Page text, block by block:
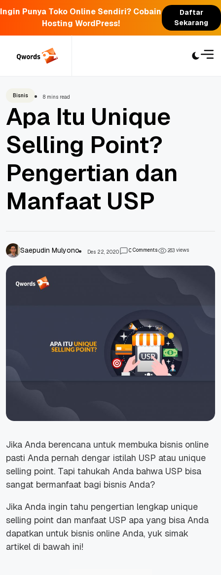
Ingin Punya Toko Online Sendiri? Cobain
Hosting WordPress!
Daftar
Sekarang
Bisnis 8 mins read
Apa Itu Unique
Selling Point?
Pengertian dan
Manfaat USP
Saepudin Mulyono Des 22, 2020 0Comments 263views
Jika Anda berencana untuk membuka bisnis online
pasti Anda pernah dengar istilah USP atau unique
selling point. Tapi tahukah Anda bahwa USP bisa
sangat bermanfaat bagi bisnis Anda?
Jika Anda ingin tahu pengertian lengkap unique
selling point dan manfaat USP apa yang bisa Anda
dapatkan untuk bisnis online Anda, yuk simak
artikel di bawah ini!